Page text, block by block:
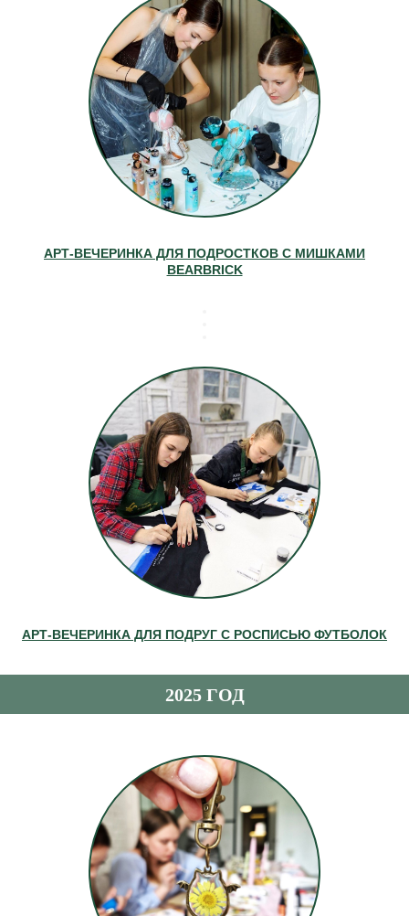
АРТ-ВЕЧЕРИНКА ДЛЯ ПОДРОСТКОВ С МИШКАМИ
BEARBRICK
АРТ-ВЕЧЕРИНКА ДЛЯ ПОДРУГ С РОСПИСЬЮ ФУТБОЛОК
2025 ГОД